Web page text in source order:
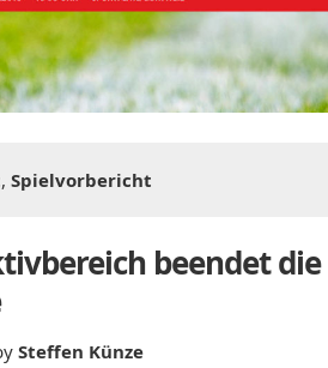
, Spielvorbericht
beendet die
Steffen Künze